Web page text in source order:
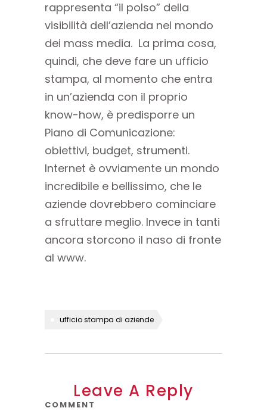
rappresenta “il polso” della
visibilità dell’azienda nel mondo
dei mass media. La prima cosa,
quindi, che deve fare un ufficio
stampa, al momento che entra
in un’azienda con il proprio
know-how, è predisporre un
Piano di Comunicazione:
obiettivi, budget, strumenti.
Internet è ovviamente un mondo
incredibile e bellissimo, che le
aziende dovrebbero cominciare
a sfruttare meglio. Invece in tanti
ancora storcono il naso di fronte
al www.
ufficio stampa di aziende
Leave A Reply
COMMENT